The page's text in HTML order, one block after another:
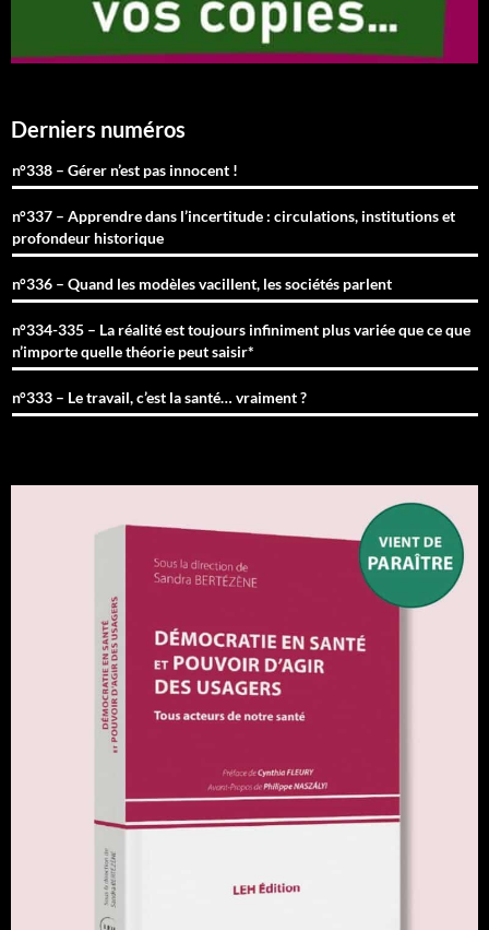
Derniers numéros
n°338 – Gérer n’est pas innocent !
n°337 – Apprendre dans l’incertitude : circulations, institutions et
profondeur historique
n°336 – Quand les modèles vacillent, les sociétés parlent
n°334-335 – La réalité est toujours infiniment plus variée que ce que
n’importe quelle théorie peut saisir*
n°333 – Le travail, c’est la santé… vraiment ?